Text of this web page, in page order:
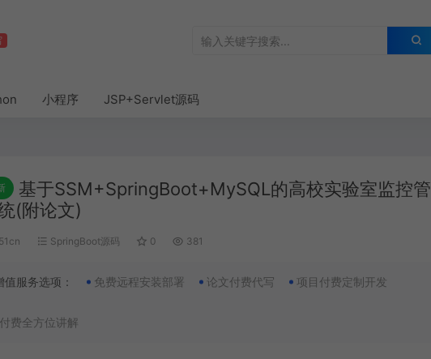
小程序 JSP+Servlet源码
基于SSM+SpringBoot+MySQL的高校实验室监控管
(附论文)
SpringBoot源码 0 381
值服务选项： 免费远程安装部署 论文付费代写 项目付费定制开发
费全方位讲解